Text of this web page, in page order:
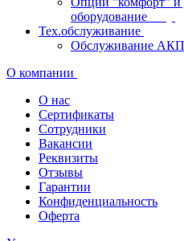
оборудование
Тех.обслуживание
Обслуживание
О компании
О нас
Сертификаты
Сотрудники
Вакансии
Реквизиты
Отзывы
Гарантии
Конфиденциальность
Оферта